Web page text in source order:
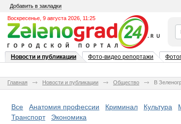
Добавить в закладки
Воскресенье, 9 августа 2026, 11:25
Новости и публикации Фото-видео репортажи
Главная Новости и публикации Общество В
Все Анатомия профессии Криминал Культура
Транспорт
Экономика